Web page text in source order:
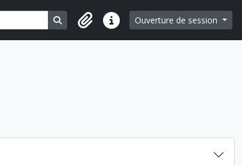
Search in browse page
Liens rapidesOuverture de session